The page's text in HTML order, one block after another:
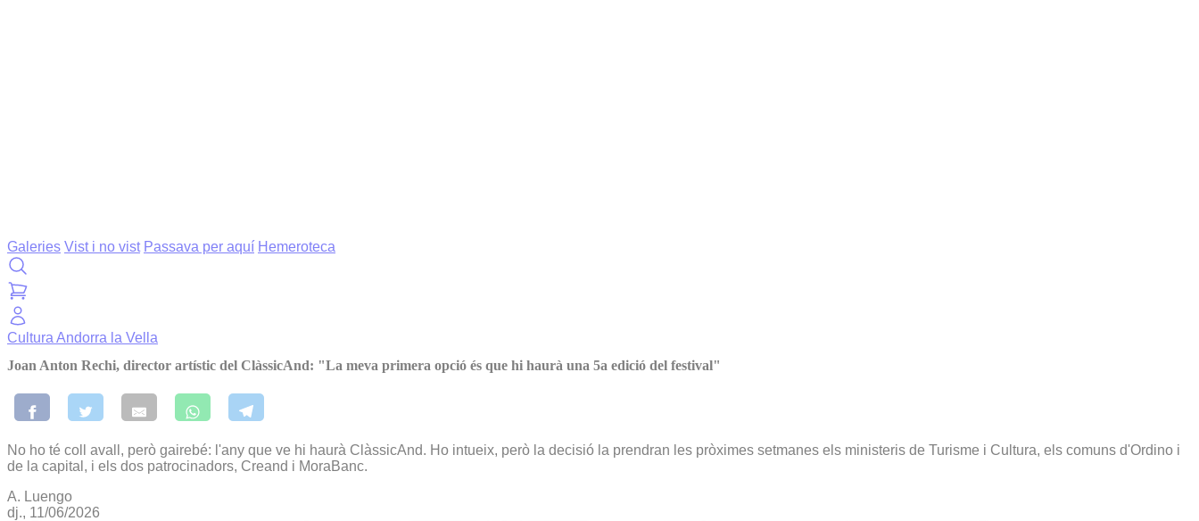
Galeries Vist i no vist Passava per aquí Hemeroteca
Cultura Andorra la Vella
Joan Anton Rechi, director artístic del ClàssicAnd: "La meva primera opció és que hi haurà una 5a edició del festival"
No ho té coll avall, però gairebé: l'any que ve hi haurà ClàssicAnd. Ho intueix, però la decisió la prendran les pròximes setmanes els ministeris de Turisme i Cultura, els comuns d'Ordino i
de la capital, i els dos patrocinadors, Creand i MoraBanc.
A. Luengo
dj., 11/06/2026